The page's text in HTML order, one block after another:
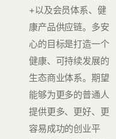
+以及会员体系、健
康产品供应链。多安
心的目标是打造一个
健康、可持续发展的
生态商业体系。期望
能够为更多的普通人
提供更多、更好、更
容易成功的创业平